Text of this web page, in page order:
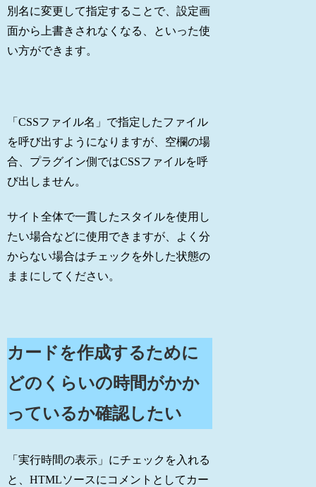
別名に変更して指定することで、設定画
面から上書きされなくなる、といった使
い方ができます。
「CSSファイル名」で指定したファイル
を呼び出すようになりますが、空欄の場
合、プラグイン側ではCSSファイルを呼
び出しません。
サイト全体で一貫したスタイルを使用し
たい場合などに使用できますが、よく分
からない場合はチェックを外した状態の
ままにしてください。
カードを作成するために
どのくらいの時間がかか
っているか確認したい
「実行時間の表示」にチェックを入れる
と、HTMLソースにコメントとしてカー